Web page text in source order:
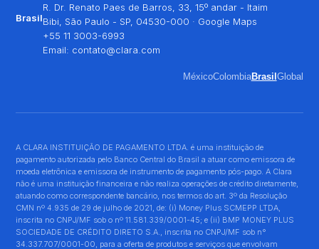
Brasil
R. Dr. Renato Paes de Barros, 33, 15º andar - Itaim
Bibi, São Paulo - SP, 04530-000 · Google Maps
+55 11 3003-6993
Email: contato@clara.com
MéxicoColombiaBrasil Global
A CLARA INSTITUIÇÃO DE PAGAMENTO LTDA. é uma instituição de
pagamento autorizada pelo Banco Central do Brasil a atuar como emissora de
moeda eletrônica e emissora de instrumento de pagamento pós-pago. A Clara
não é uma instituição financeira e não realiza operações de crédito diretamente,
atuando como correspondente bancário, nos termos do art. 3º da Resolução
CMN nº 4.935 de 29 de julho de 2021, de: (i) Money Plus SCMEPP LTDA,
inscrita no CNPJ/MF sob o nº 11.581.339/0001-45; e (ii) BMP MONEY PLUS
SOCIEDADE DE CRÉDITO DIRETO S.A., inscrita no CNPJ/MF sob n°
34.337.707/0001-00, para a oferta de produtos e serviços que envolvam